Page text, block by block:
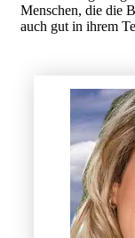
Menschen, die die
auch gut in ihrem